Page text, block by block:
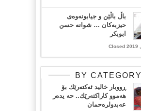
باڵ باڵێن و جیابونەوەی
حیزبەکان … شوانە حسن
ابوبکر
BY CATEGORY
ڕووبار خالید ئەكتەرێك بۆ
هەموو كاراكتەرێك.. حه یدەر
عەبدولرەحمان